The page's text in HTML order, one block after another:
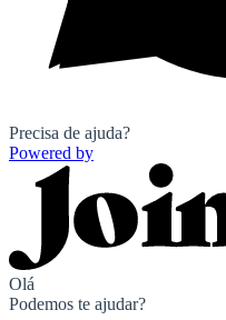
Precisa de ajuda?
Powered by
Olá
Podemos te ajudar?